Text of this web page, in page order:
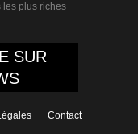
les plus riches
SUR
Contact